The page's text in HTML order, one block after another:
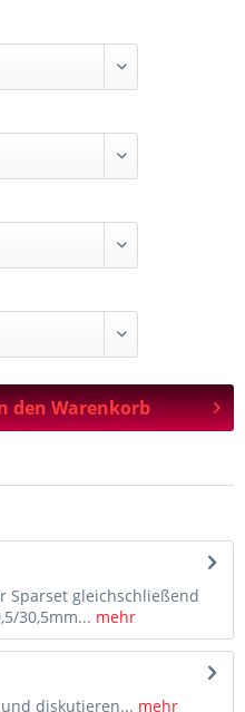
denWarenkorb
Sparset gleichschließend
30,5mm... mehr
diskutieren... mehr